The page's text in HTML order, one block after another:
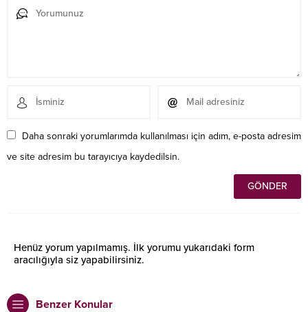
Daha sonraki yorumlarımda kullanılması için adım, e-posta adresim
ve site adresim bu tarayıcıya kaydedilsin.
Henüz yorum yapılmamış. İlk yorumu yukarıdaki form
aracılığıyla siz yapabilirsiniz.
Benzer Konular